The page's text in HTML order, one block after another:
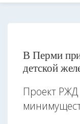
В Перми
детской
Проект